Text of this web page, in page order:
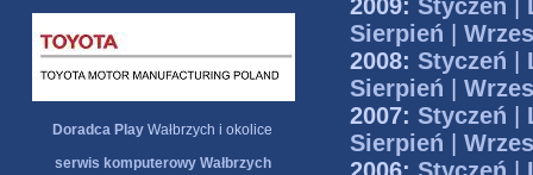
Doradca Play Wałbrzych i okolice
serwis komputerowy Wałbrzych
2009: Styczeń
Sierpień
2008: Styczeń
Sierpień
2007: Styczeń
Sierpień